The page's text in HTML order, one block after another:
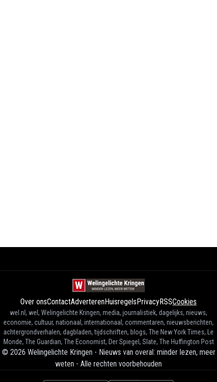
Over onsContactAdverterenHuisregelsPrivacyRSSCookies
wel.nl, wel, Welingelichte Kringen, media, journalistiek, dagelijks, nieuws,
economie, cultuur, nationaal, internationaal, commentaren, nieuwsberichten,
achtergrondverhalen, dagbladen, tijdschriften, blogs, The New York Times, Le
Monde, The Guardian, The Economist, Der Spiegel, Slate, The Huffington Post
© 2026 Welingelichte Kringen - Nieuws van overal: minder lezen, meer
weten - Alle rechten voorbehouden